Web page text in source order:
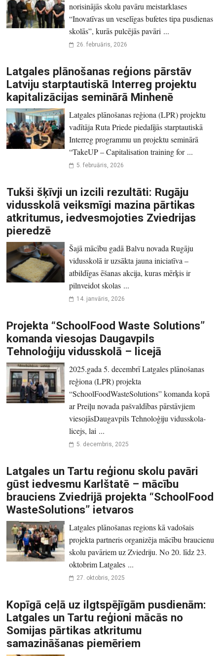
norisinājās skolu pavāru meistarklases
“Inovatīvas un veselīgas bufetes tipa pusdienas
skolās”, kurās pulcējās pavāri ...
26. februāris, 2026
Latgales plānošanas reģions pārstāv
Latviju starptautiskā Interreg projektu
kapitalizācijas seminārā Minhenē
Latgales plānošanas reģiona (LPR) projektu
vadītāja Ruta Priede piedalījās starptautiskā
Interreg programmu un projektu seminārā
“TakeUP – Capitalisation training for ...
5. februāris, 2026
Tukši šķīvji un izcili rezultāti: Rugāju
vidusskolā veiksmīgi mazina pārtikas
atkritumus, iedvesmojoties Zviedrijas
pieredzē
Šajā mācību gadā Balvu novada Rugāju
vidusskolā ir uzsākta jauna iniciatīva –
atbildīgas ēšanas akcija, kuras mērķis ir
pilnveidot skolas ...
14. janvāris, 2026
Projekta “SchoolFood Waste Solutions”
komanda viesojas Daugavpils
Tehnoloģiju vidusskolā – licejā
2025.gada 5. decembrī Latgales plānošanas
reģiona (LPR) projekta
“SchoolFoodWasteSolutions” komanda kopā
ar Preiļu novada pašvaldības pārstāvjiem
viesojāsDaugavpils Tehnoloģiju vidusskola-
licejs, lai ...
5. decembris, 2025
Latgales un Tartu reģionu skolu pavāri
gūst iedvesmu Karlštatē – mācību
brauciens Zviedrijā projekta “SchoolFood
WasteSolutions” ietvaros
Latgales plānošanas regions kā vadošais
projekta partneris organizēja mācību braucienu
skolu pavāriem uz Zviedriju. No 20. līdz 23.
oktobrim Latgales ...
27. oktobris, 2025
Kopīgā ceļā uz ilgtspējīgām pusdienām:
Latgales un Tartu reģioni mācās no
Somijas pārtikas atkritumu
samazināšanas piemēriem